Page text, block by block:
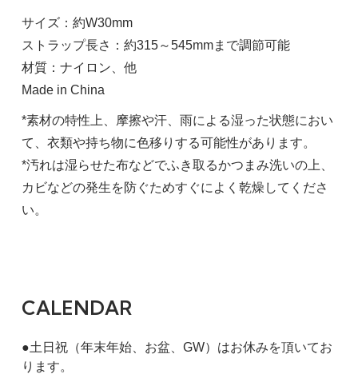
サイズ：約W30mm
ストラップ長さ：約315～545mmまで調節可能
材質：ナイロン、他
Made in China
*素材の特性上、摩擦や汗、雨による湿った状態におい
て、衣類や持ち物に色移りする可能性があります。
*汚れは湿らせた布などでふき取るかつまみ洗いの上、
カビなどの発生を防ぐためすぐによく乾燥してくださ
い。
CALENDAR
●土日祝（年末年始、お盆、GW）はお休みを頂いてお
ります。